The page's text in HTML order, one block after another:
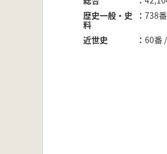
歴史一般・史
料
738
近世史 60番